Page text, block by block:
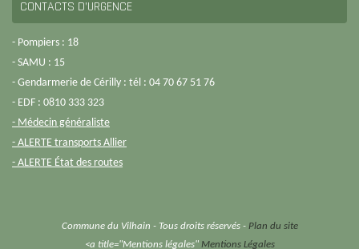
CONTACTS D’URGENCE
- Pompiers : 18
- SAMU : 15
- Gendarmerie de Cérilly : tél : 04 70 67 51 76
- EDF : 0810 333 323
- Médecin généraliste
- ALERTE transports Allier
- ALERTE État des routes
Commune du Vilhain - Tous droits réservés - Plan du site
<a title="Mentions légales" Mentions Légales